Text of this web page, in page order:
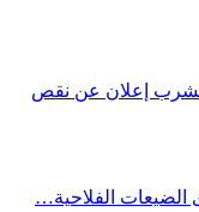
إعلان عن نقص
الفلاحية…